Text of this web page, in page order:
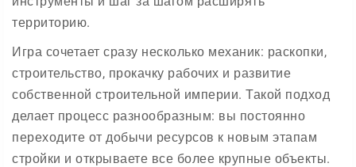
территорию.
Игра сочетает сразу несколько механик: раскопки,
строительство, прокачку рабочих и развитие
собственной строительной империи. Такой подход
делает процесс разнообразным: вы постоянно
переходите от добычи ресурсов к новым этапам
стройки и открываете все более крупные объекты.